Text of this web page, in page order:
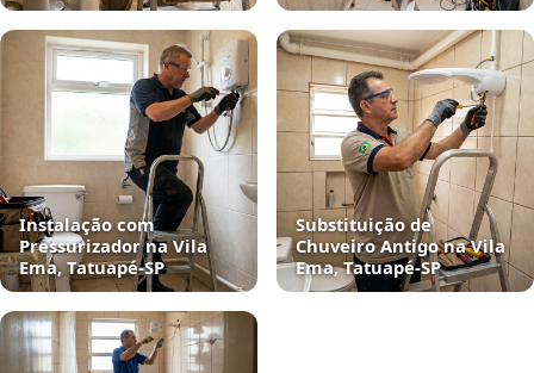
Instalação com
Pressurizador na Vila
Ema, Tatuapé‑SP
Substituição de
Chuveiro Antigo na Vila
Ema, Tatuapé‑SP